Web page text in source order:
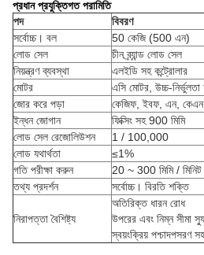
প্রধান প্রযুক্তিগত পরামিতি
পদ
বিবরণ
সর্বোচ্চ। বল
50 কেজি (500 এন)
লোড সেল
চীন ব্র্যান্ড লোড সেল
নিয়ন্ত্রণ ব্যবস্থা
এলইডি সহ কন্ট্রোলার
মোটর
এসি মোটর, উচ্চ-নির্ভুলতা
জোর করে পড়া
কেজিফ, ইবফ, এন, কেএন,
ইন্ধন জোগান
ফিক্সিং সহ 900 মিমি
লোড সেল রেজোলিউশন
1 / 100,000
লোড যথার্থতা
≤1%
গতি পরীক্ষা করুন
20 ~ 300 মিমি / মিনিট
তথ্য প্রদর্শন
সর্বোচ্চ। বিরতি শক্তি
নিরাপত্তা বৈশিষ্ট্য
অতিরিক্ত ধারন রোধ
উপরের এবং নিম্ন সীমা
স্বয়ংক্রিয় পশ্চাদপসরণ